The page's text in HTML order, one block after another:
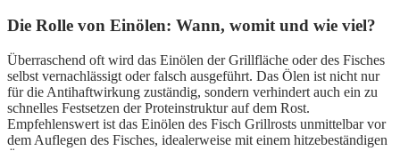
Die Rolle von Einölen: Wann, womit und wie viel?
Überraschend oft wird das Einölen der Grillfläche oder des Fisches
selbst vernachlässigt oder falsch ausgeführt. Das Ölen ist nicht nur
für die Antihaftwirkung zuständig, sondern verhindert auch ein zu
schnelles Festsetzen der Proteinstruktur auf dem Rost.
Empfehlenswert ist das Einölen des Fisch Grillrosts unmittelbar vor
dem Auflegen des Fisches, idealerweise mit einem hitzebeständigen